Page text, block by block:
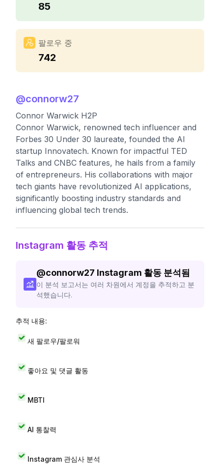
85
팔로우 중
742
@connorw27
Connor Warwick H2P
Connor Warwick, renowned tech influencer and
Forbes 30 Under 30 laureate, founded the AI
startup Innovatech. Known for impactful TED
Talks and CNBC features, he hails from a family
of entrepreneurs. His collaborations with major
tech giants have revolutionized AI applications,
significantly boosting industry standards and
influencing global tech trends.
Instagram 활동 추적
@connorw27 Instagram 활동 분석됨
이 분석 보고서는 여러 차원에서 계정을 추적하고 분
석했습니다.
추적 내용:
새 팔로우/팔로워
좋아요 및 댓글 활동
MBTI
AI 통찰력
Instagram 관심사 분석